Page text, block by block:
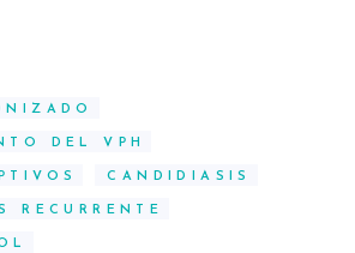
DEL VPH
CANDIDIASIS
RECURRENTE